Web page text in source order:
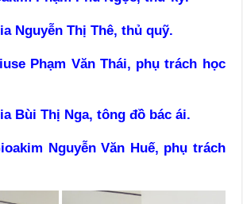
Thị Thê, thủ quỹ.
Phạm Văn Thái, phụ trách học
Thị Nga, tông đồ bác ái.
Nguyễn Văn Huế, phụ trách